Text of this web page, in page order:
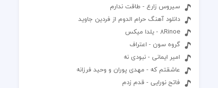
سیروس زارع - طاقت ندارم
دانلود آهنگ حرام الدوم از فردین جاوید
8Rinoe - یلدا میکس
گروه سون - اعتراف
امیر ایمانی - نبودی نه
عاشقتم که - مهدی پوران و وحید فرزانه
فاتح نورایی - قدم زدم